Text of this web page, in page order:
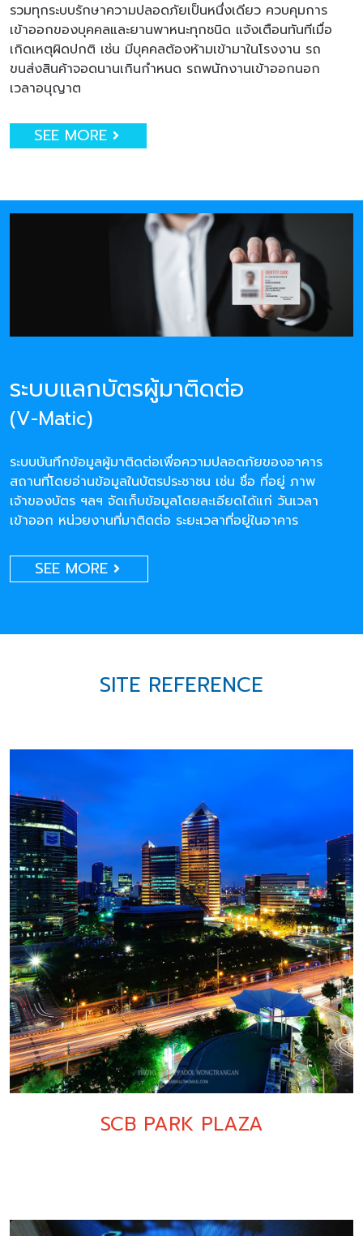
รวมทุกระบบรักษาความปลอดภัยเป็นหนึ่งเดียว ควบคุมการ
เข้าออกของบุคคลและยานพาหนะทุกชนิด แจ้งเตือนทันทีเมื่อ
เกิดเหตุผิดปกติ เช่น มีบุคคลต้องห้ามเข้ามาในโรงงาน รถ
ขนส่งสินค้าจอดนานเกินกำหนด รถพนักงานเข้าออกนอก
เวลาอนุญาต
SEE MORE
ระบบแลกบัตรผู้มาติดต่อ
(V-Matic)
ระบบบันทึกข้อมูลผู้มาติดต่อเพื่อความปลอดภัยของอาคาร
สถานที่โดยอ่านข้อมูลในบัตรประชาชน เช่น ชื่อ ที่อยู่ ภาพ
เจ้าของบัตร ฯลฯ จัดเก็บข้อมูลโดยละเอียดได้แก่ วันเวลา
เข้าออก หน่วยงานที่มาติดต่อ ระยะเวลาที่อยู่ในอาคาร
SEE MORE
SITE REFERENCE
SCB PARK PLAZA